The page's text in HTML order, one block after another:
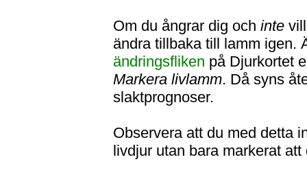
Om du ångrar dig ochinte
ändra tillbaka till lamm igen.
ändringsfliken på Djurkortet
Markera livlamm. Då syns
slaktprognoser.
Observera att du med detta
livdjur utan bara markerat